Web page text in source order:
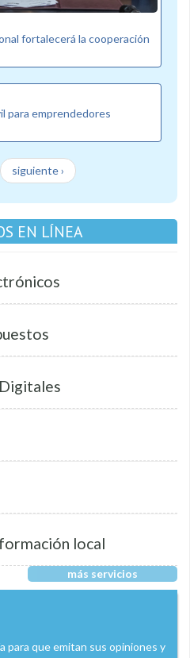
fortalecerá la cooperación
para emprendedores
siguiente ›
EN LÍNEA
local
más servicios
para que emitan sus opiniones y